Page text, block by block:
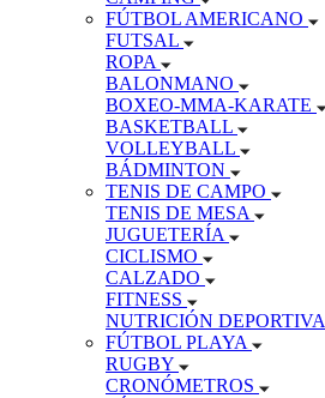
FÚTBOL AMERICANO
FUTSAL
ROPA
BALONMANO
BOXEO-MMA-KARATE
BASKETBALL
VOLLEYBALL
BÁDMINTON
TENIS DE CAMPO
TENIS DE MESA
JUGUETERÍA
CICLISMO
CALZADO
FITNESS
NUTRICIÓN DEPORTIVA
FÚTBOL PLAYA
RUGBY
CRONÓMETROS